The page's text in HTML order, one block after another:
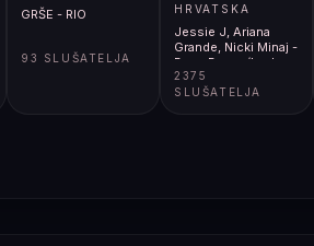
GRŠE - RIO
93 SLUŠATELJA
HRVATSKA
Jessie J, Ariana
Grande, Nicki Minaj -
Bang Bang</body>
</html>
2375
SLUŠATELJA